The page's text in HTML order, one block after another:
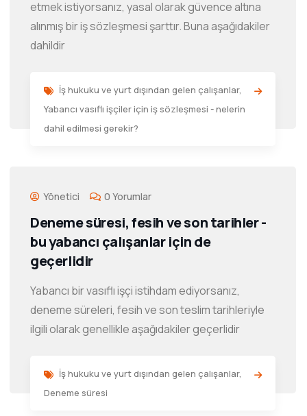
etmek istiyorsanız, yasal olarak güvence altına
alınmış bir iş sözleşmesi şarttır. Buna aşağıdakiler
dahildir
İş hukuku ve yurt dışından gelen çalışanlar,
Yabancı vasıflı işçiler için iş sözleşmesi - nelerin
dahil edilmesi gerekir?
Yönetici 0 Yorumlar
Deneme süresi, fesih ve son tarihler -
bu yabancı çalışanlar için de
geçerlidir
Yabancı bir vasıflı işçi istihdam ediyorsanız,
deneme süreleri, fesih ve son teslim tarihleriyle
ilgili olarak genellikle aşağıdakiler geçerlidir
İş hukuku ve yurt dışından gelen çalışanlar,
Deneme süresi